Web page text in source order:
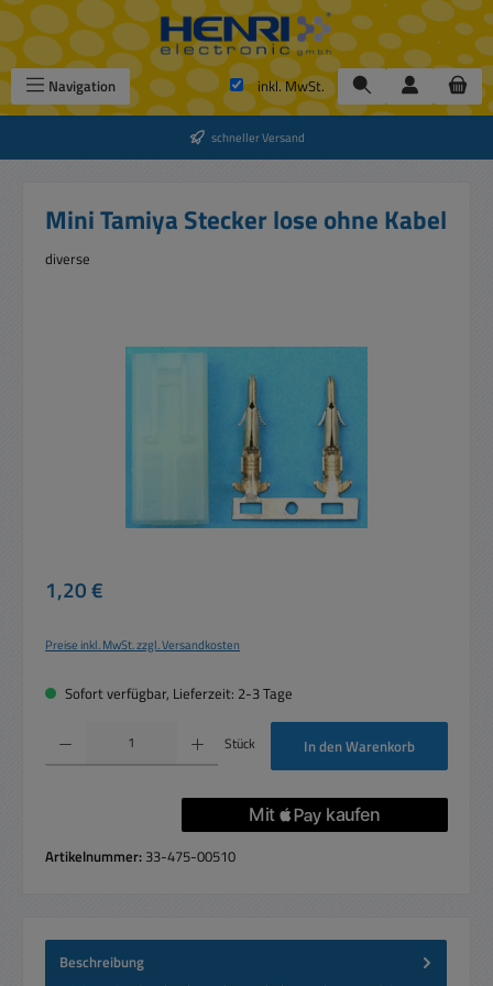
Zum Hauptinhalt springen
Navigation inkl. MwSt.
schneller Versand
Mini Tamiya Stecker lose ohne Kabel
diverse
Regulärer Preis:
1,20 €
Preise inkl. MwSt. zzgl. Versandkosten
Sofort verfügbar, Lieferzeit: 2-3 Tage
Produkt Anzahl: Gib den gewünschten Wert ein oder benutze die Schaltflächen um
Stück In den Warenkorb
Artikelnummer: 33-475-00510
Beschreibung